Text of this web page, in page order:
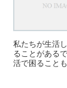
私たちが生活
ることがある
活で困ること